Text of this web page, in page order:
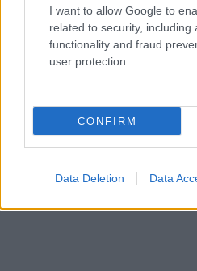
I want to allow Google to
related to security, including
functionality and fraud
user protection.
CONFIRM
Data Deletion Data